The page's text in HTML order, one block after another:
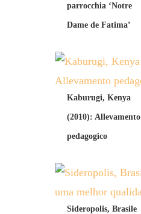
parrocchia ‘Notre
Dame de Fatima’
Kaburugi, Kenya
(2010): Allevamento
pedagogico
Sideropolis, Brasile